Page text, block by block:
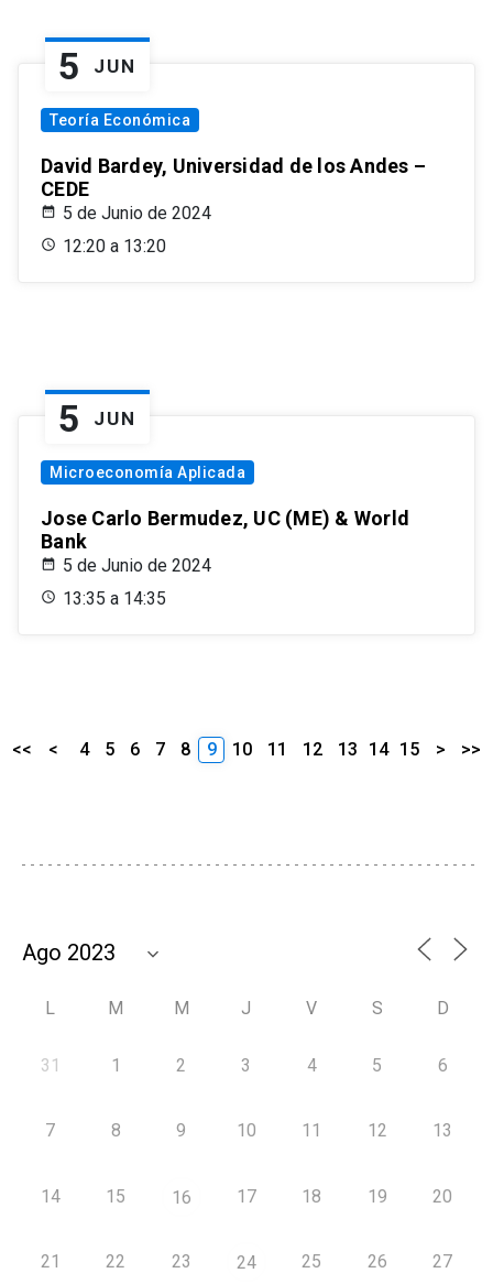
5 JUN
Teoría Económica
David Bardey, Universidad de los Andes –
CEDE
5 de Junio de 2024
12:20 a 13:20
5 JUN
Microeconomía Aplicada
Jose Carlo Bermudez, UC (ME) & World
Bank
5 de Junio de 2024
13:35 a 14:35
<< < 4 5 6 7 8 9 10 11 12 13 14 15 > >>
L M M J V S D
31 1 2 3 4 5 6
7 8 9 10 11 12 13
14 15 16 17 18 19 20
21 22 23 24 25 26 27